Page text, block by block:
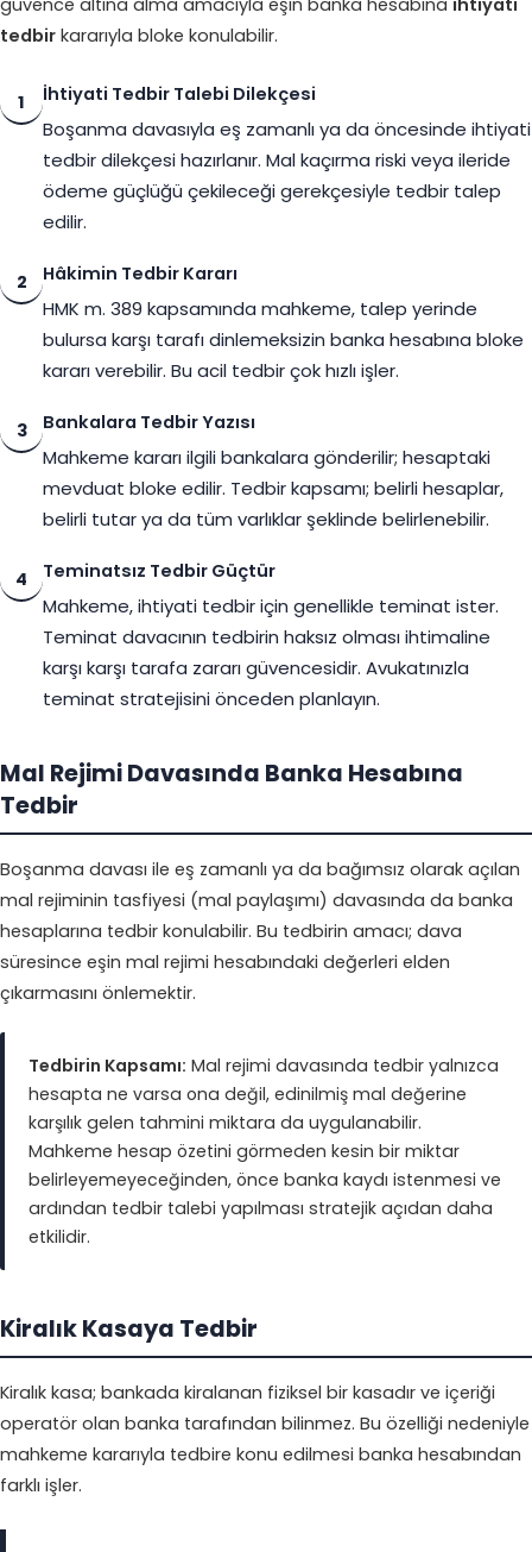
tedbir kararıyla bloke konulabilir.
1 İhtiyati Tedbir Talebi Dilekçesi
Boşanma davasıyla eş zamanlı ya da öncesinde ihtiyati
tedbir dilekçesi hazırlanır. Mal kaçırma riski veya ileride
ödeme güçlüğü çekileceği gerekçesiyle tedbir talep
edilir.
2 Hâkimin Tedbir Kararı
HMK m. 389 kapsamında mahkeme, talep yerinde
bulursa karşı tarafı dinlemeksizin banka hesabına bloke
kararı verebilir. Bu acil tedbir çok hızlı işler.
3 Bankalara Tedbir Yazısı
Mahkeme kararı ilgili bankalara gönderilir; hesaptaki
mevduat bloke edilir. Tedbir kapsamı; belirli hesaplar,
belirli tutar ya da tüm varlıklar şeklinde belirlenebilir.
4 Teminatsız Tedbir Güçtür
Mahkeme, ihtiyati tedbir için genellikle teminat ister.
Teminat davacının tedbirin haksız olması ihtimaline
karşı karşı tarafa zararı güvencesidir. Avukatınızla
teminat stratejisini önceden planlayın.
Mal Rejimi Davasında Banka Hesabına
Tedbir
Boşanma davası ile eş zamanlı ya da bağımsız olarak açılan
mal rejiminin tasfiyesi (mal paylaşımı) davasında da banka
hesaplarına tedbir konulabilir. Bu tedbirin amacı; dava
süresince eşin mal rejimi hesabındaki değerleri elden
çıkarmasını önlemektir.
Tedbirin Kapsamı: Mal rejimi davasında tedbir yalnızca
hesapta ne varsa ona değil, edinilmiş mal değerine
karşılık gelen tahmini miktara da uygulanabilir.
Mahkeme hesap özetini görmeden kesin bir miktar
belirleyemeyeceğinden, önce banka kaydı istenmesi ve
ardından tedbir talebi yapılması stratejik açıdan daha
etkilidir.
Kiralık Kasaya Tedbir
Kiralık kasa; bankada kiralanan fiziksel bir kasadır ve içeriği
operatör olan banka tarafından bilinmez. Bu özelliği nedeniyle
mahkeme kararıyla tedbire konu edilmesi banka hesabından
farklı işler.